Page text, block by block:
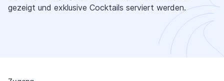
gezeigt und exklusive Cocktails serviert werden.